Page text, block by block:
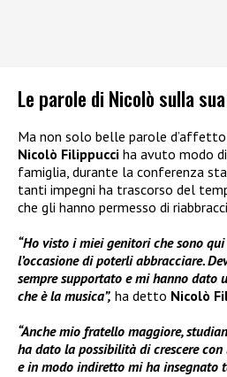
Le parole di Nicolò sulla
Ma non solo belle parole
Nicolò Filippucci ha avuto modo
famiglia, durante la conferenza
tanti impegni ha trascorso del
che gli hanno permesso di
“Ho visto i miei genitori che sono
l’occasione di poterli abbracciare.
sempre supportato e mi hanno dato
che è la musica”, ha detto Nicolò
“Anche mio fratello maggiore,
ha dato la possibilità di crescere
e in modo indiretto mi ha insegnato